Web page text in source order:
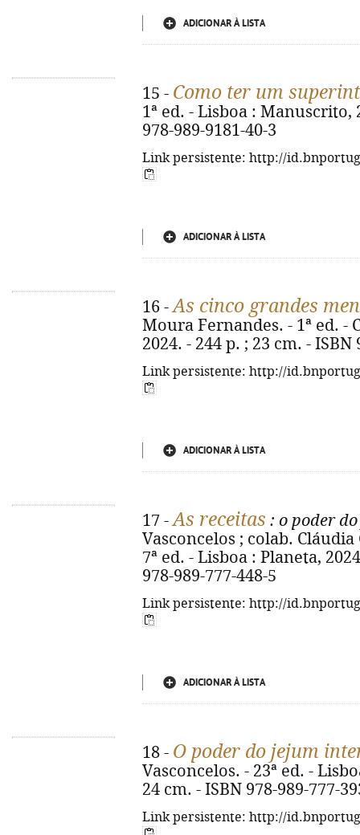
ADICIONAR À LISTA
15 - Como ter um
1ª ed. - Lisboa : Manuscrito,
978-989-9181-40-3
Link persistente: http://
ADICIONAR À LISTA
16 -As cinco grandes
Moura Fernandes. - 1ª ed. -
2024. - 244 p. ; 23 cm. - ISBN
Link persistente: http://
ADICIONAR À LISTA
17 -As receitas : o poder
Vasconcelos ; colab.
7ª ed. - Lisboa : Planeta,
978-989-777-448-5
Link persistente: http://
ADICIONAR À LISTA
18 - O poder do jejum
Vasconcelos. - 23ª ed. -
24 cm. - ISBN 978-989-777-
Link persistente: http://